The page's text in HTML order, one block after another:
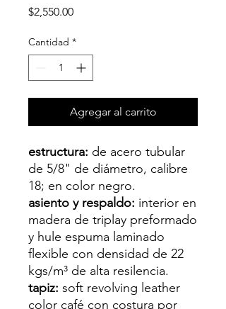
$2,550.00Precio
Cantidad *
Agregar al carrito
estructura: de acero tubular
de 5/8" de diámetro, calibre
18; en color negro.
asiento y respaldo: interior en
madera de triplay preformado
y hule espuma laminado
flexible con densidad de 22
kgs/m³ de alta resilencia.
tapiz: soft revolving leather
color café con costura por